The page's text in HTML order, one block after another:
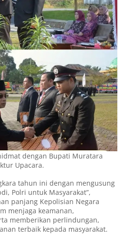
dengan Bupati Muratara
Upacara.
tahun ini dengan mengusung
Polri untuk Masyarakat”,
panjang Kepolisian Negara
menjaga keamanan,
memberikan perlindungan,
terbaik kepada masyarakat.